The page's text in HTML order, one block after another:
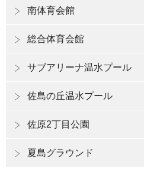
南体育会館
総合体育会館
サブアリーナ温水プール
佐島の丘温水プール
佐原2丁目公園
夏島グラウンド